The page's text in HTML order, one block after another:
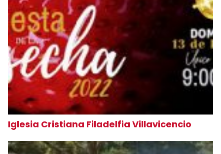
Iglesia Cristiana Filadelfia Villavicencio